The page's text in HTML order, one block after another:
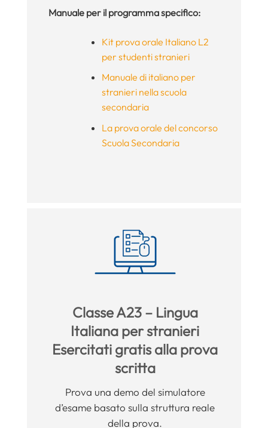
Manuale per il programma specifico:
Kit prova orale Italiano L2
per studenti stranieri
Manuale di italiano per
stranieri nella scuola
secondaria
La prova orale del concorso
Scuola Secondaria
Classe A23 – Lingua
Italiana per stranieri
Esercitati gratis alla prova
scritta
Prova una demo del simulatore
d’esame basato sulla struttura reale
della prova.